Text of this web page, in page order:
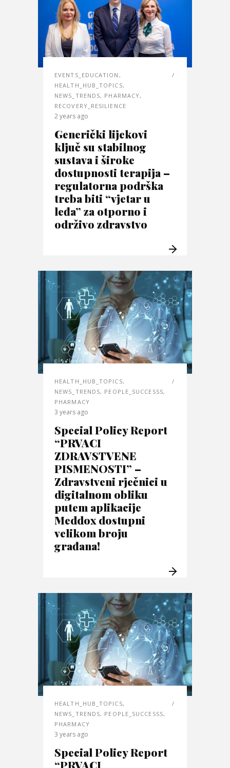
EVENTS_EDUCATION ,
HEALTH_HUB_TOPICS,
NEWS_TRENDS, PHARMACY,
RECOVERY_RESILIENCE
2 years ago
Generički lijekovi
ključ su stabilnog
sustava i široke
dostupnosti terapija –
regulatorna podrška
treba biti “vjetar u
leđa” za otporno i
održivo zdravstvo
HEALTH_HUB_TOPICS,
NEWS_TRENDS, PEOPLE_SUCCESSS,
PHARMACY
3 years ago
Special Policy Report
“PRVACI
ZDRAVSTVENE
PISMENOSTI” –
Zdravstveni rječnici u
digitalnom obliku
putem aplikacije
Meddox dostupni
velikom broju
građana!
HEALTH_HUB_TOPICS,
NEWS_TRENDS, PEOPLE_SUCCESSS,
PHARMACY
3 years ago
Special Policy Report
“PRVACI